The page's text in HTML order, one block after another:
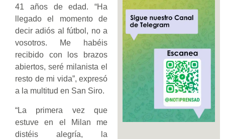
41 años de edad. “Ha
llegado el momento de
decir adiós al fútbol, no a
vosotros. Me habéis
recibido con los brazos
abiertos, seré milanista el
resto de mi vida”, expresó
a la multitud en San Siro.
“La primera vez que
estuve en el Milan me
distéis alegría, la